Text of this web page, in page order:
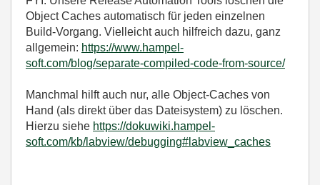
Object Caches automatisch für jeden einzelnen
Build-Vorgang. Vielleicht auch hilfreich dazu, ganz
allgemein: https://www.hampel-
soft.com/blog/separate-compiled-code-from-source/
Manchmal hilft auch nur, alle Object-Caches von
Hand (als direkt über das Dateisystem) zu löschen.
Hierzu siehe https://dokuwiki.hampel-
soft.com/kb/labview/debugging#labview_caches